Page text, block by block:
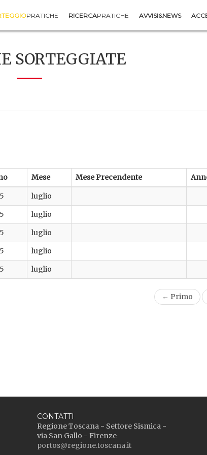
PRATICHE RICERCAPRATICHE AVVISI&NEWS
SORTEGGIATE
Mese Mese Precendente
luglio
luglio
luglio
luglio
luglio
← Primo
CONTATTI
Regione Toscana - Settore Sismica -
via San Gallo - Firenze
portos@regione.toscana.it